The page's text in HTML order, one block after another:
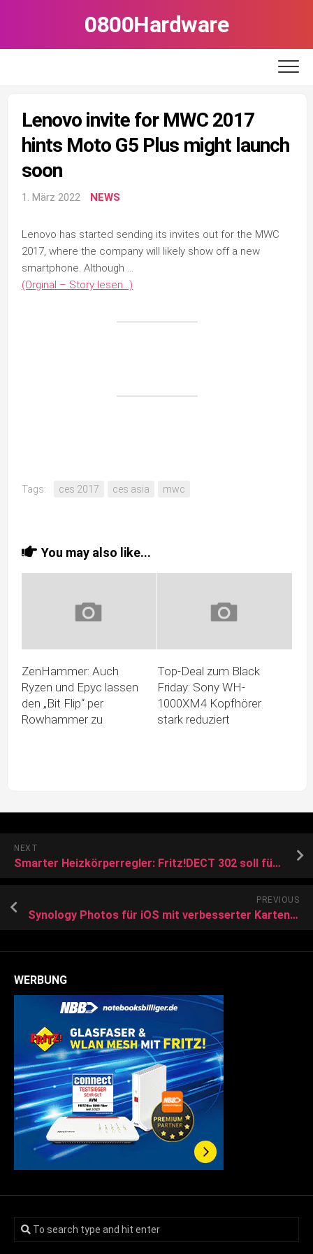
0800Hardware
Lenovo invite for MWC 2017
hints Moto G5 Plus might launch
soon
1. März 2022 NEWS
Lenovo has started sending its invites out for the MWC
2017, where the company will likely show off a new
smartphone. Although …
(Orginal – Story lesen…)
Tags: ces 2017 ces asia mwc
You may also like...
ZenHammer: Auch
Ryzen und Epyc lassen
den „Bit Flip“ per
Rowhammer zu
Top-Deal zum Black
Friday: Sony WH-
1000XM4 Kopfhörer
stark reduziert
NEXT
Smarter Heizkörperregler: Fritz!DECT 302 soll für 69 Euro bequem und effizient heizen
PREVIOUS
Synology Photos für iOS mit verbesserter Kartenansicht
WERBUNG